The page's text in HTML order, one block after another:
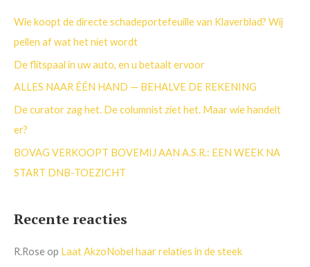
n
a
a
r
Wie koopt de directe schadeportefeuille van Klaverblad? Wij
pellen af wat het niet wordt
De flitspaal in uw auto, en u betaalt ervoor
ALLES NAAR ÉÉN HAND — BEHALVE DE REKENING
De curator zag het. De columnist ziet het. Maar wie handelt
er?
BOVAG VERKOOPT BOVEMIJ AAN A.S.R.: EEN WEEK NA
START DNB-TOEZICHT
Recente reacties
R.Roseop Laat AkzoNobel haar relaties in de steek